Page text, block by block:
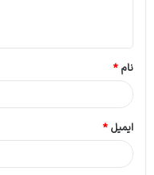
*
نام*
ایمیل*